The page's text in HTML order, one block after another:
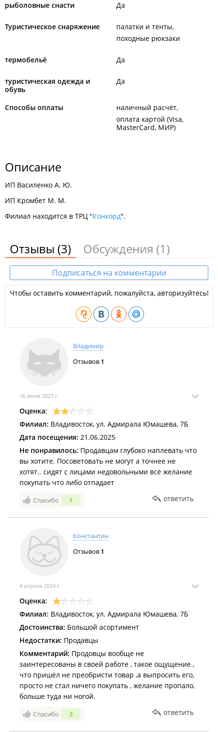
рыболовные снасти Да
Туристическое снаряжение
палатки и тенты
походные рюкзаки
термобельё Да
туристическая одежда и
обувь
Да
Способы оплаты
наличный расчёт
оплата картой (Visa,
MasterCard, МИР)
Описание
ИП Василенко А. Ю.
ИП Кромбет М. М.
Филиал находится в ТРЦ "Конкорд".
Отзывы (3) Обсуждения (1)
Подписаться на комментарии
Чтобы оставить комментарий, пожалуйста, авторизуйтесь!
Владимир
Отзывов 1
16 июля 2025 г.
Оценка:
Филиал: Владивосток, ул. Адмирала Юмашева, 7Б
Дата посещения: 21.06.2025
Не понравилось: Продавцам глубоко наплевать что
вы хотите. Посоветовать не могут а точнее не
хотят.. сидят с лицами недовольными всё желание
покупать что либо отпадает
Спасибо 1 ответить
Константин
Отзывов 1
4 апреля 2024 г.
Оценка:
Филиал: Владивосток, ул. Адмирала Юмашева, 7Б
Достоинства: Большой асортимент
Недостатки: Продавцы
Комментарий: Продовцы вообще не
заинтересованы в своей работе , такое ощущение ,
что пришёл не преобристи товар ,а выпросить его,
просто не стал ничего покупать , желание пропало,
больше туда ни ногой.
Спасибо 3 ответить